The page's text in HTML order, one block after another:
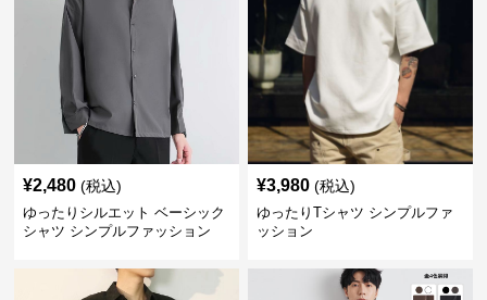
¥2,480 (税込)
ゆったりシルエット ベーシック
シャツ シンプルファッション
¥3,980 (税込)
ゆったりTシャツ シンプルファ
ッション